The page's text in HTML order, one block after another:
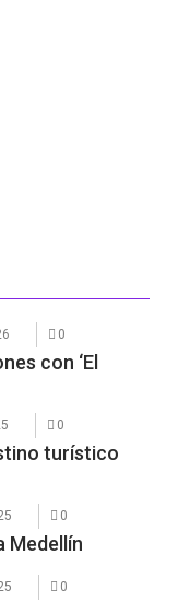
0
con ‘El
0
turístico
0
Medellín
0